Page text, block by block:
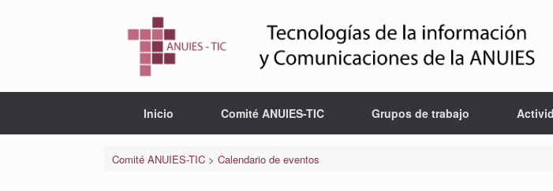
Inicio Comité ANUIES-TIC Grupos de trabajo
Comité ANUIES-TIC> Calendario de eventos